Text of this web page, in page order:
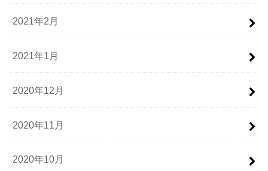
2021年2月
2021年1月
2020年12月
2020年11月
2020年10月